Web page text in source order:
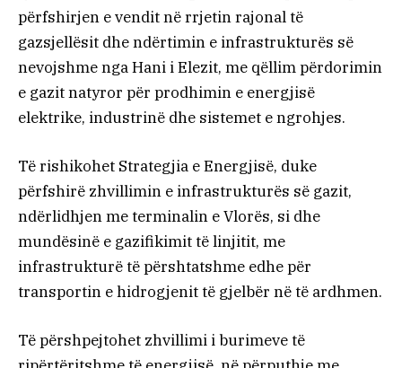
përfshirjen e vendit në rrjetin rajonal të
gazsjellësit dhe ndërtimin e infrastrukturës së
nevojshme nga Hani i Elezit, me qëllim përdorimin
e gazit natyror për prodhimin e energjisë
elektrike, industrinë dhe sistemet e ngrohjes.
Të rishikohet Strategjia e Energjisë, duke
përfshirë zhvillimin e infrastrukturës së gazit,
ndërlidhjen me terminalin e Vlorës, si dhe
mundësinë e gazifikimit të linjitit, me
infrastrukturë të përshtatshme edhe për
transportin e hidrogjenit të gjelbër në të ardhmen.
Të përshpejtohet zhvillimi i burimeve të